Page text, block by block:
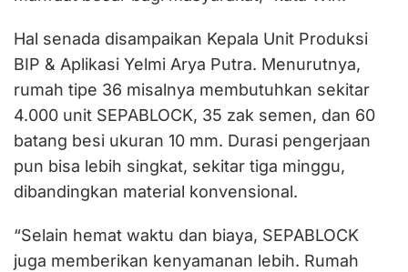
Hal senada disampaikan Kepala Unit Produksi
BIP & Aplikasi Yelmi Arya Putra. Menurutnya,
rumah tipe 36 misalnya membutuhkan sekitar
4.000 unit SEPABLOCK, 35 zak semen, dan 60
batang besi ukuran 10 mm. Durasi pengerjaan
pun bisa lebih singkat, sekitar tiga minggu,
dibandingkan material konvensional.
“Selain hemat waktu dan biaya, SEPABLOCK
juga memberikan kenyamanan lebih. Rumah